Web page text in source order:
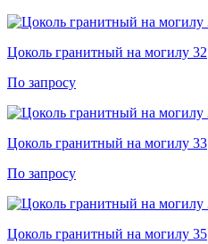
Цоколь гранитный на могилу 32
По запросу
Цоколь гранитный на могилу 33
По запросу
Цоколь гранитный на могилу 35